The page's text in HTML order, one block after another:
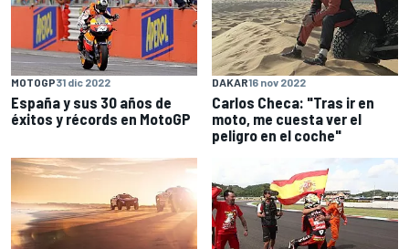
MOTOGP31 dic 2022
España y sus 30 años de
éxitos y récords en MotoGP
DAKAR16 nov 2022
Carlos Checa: "Tras ir en
moto, me cuesta ver el
peligro en el coche"